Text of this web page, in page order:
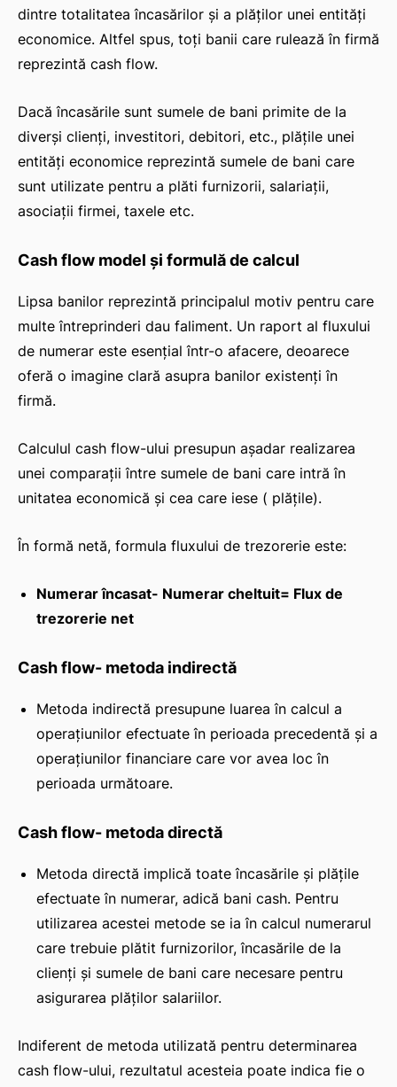
dintre totalitatea încasărilor și a plăților unei entități
economice. Altfel spus, toți banii care rulează în firmă
reprezintă cash flow.
Dacă încasările sunt sumele de bani primite de la
diverși clienți, investitori, debitori, etc., plățile unei
entități economice reprezintă sumele de bani care
sunt utilizate pentru a plăti furnizorii, salariații,
asociații firmei, taxele etc.
Cash flow model și formulă de calcul
Lipsa banilor reprezintă principalul motiv pentru care
multe întreprinderi dau faliment. Un raport al fluxului
de numerar este esențial într-o afacere, deoarece
oferă o imagine clară asupra banilor existenți în
firmă.
Calculul cash flow-ului presupun așadar realizarea
unei comparații între sumele de bani care intră în
unitatea economică și cea care iese ( plățile).
În formă netă, formula fluxului de trezorerie este:
Numerar încasat- Numerar cheltuit= Flux de
trezorerie net
Cash flow- metoda indirectă
Metoda indirectă presupune luarea în calcul a
operațiunilor efectuate în perioada precedentă și a
operațiunilor financiare care vor avea loc în
perioada următoare.
Cash flow- metoda directă
Metoda directă implică toate încasările și plățile
efectuate în numerar, adică bani cash. Pentru
utilizarea acestei metode se ia în calcul numerarul
care trebuie plătit furnizorilor, încasările de la
clienți și sumele de bani care necesare pentru
asigurarea plăților salariilor.
Indiferent de metoda utilizată pentru determinarea
cash flow-ului, rezultatul acesteia poate indica fie o